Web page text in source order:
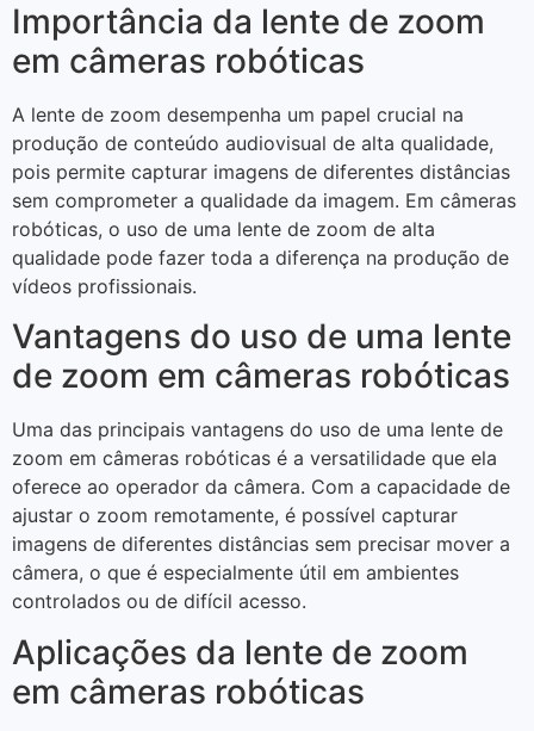
Importância da lente de zoom
em câmeras robóticas
A lente de zoom desempenha um papel crucial na
produção de conteúdo audiovisual de alta qualidade,
pois permite capturar imagens de diferentes distâncias
sem comprometer a qualidade da imagem. Em câmeras
robóticas, o uso de uma lente de zoom de alta
qualidade pode fazer toda a diferença na produção de
vídeos profissionais.
Vantagens do uso de uma lente
de zoom em câmeras robóticas
Uma das principais vantagens do uso de uma lente de
zoom em câmeras robóticas é a versatilidade que ela
oferece ao operador da câmera. Com a capacidade de
ajustar o zoom remotamente, é possível capturar
imagens de diferentes distâncias sem precisar mover a
câmera, o que é especialmente útil em ambientes
controlados ou de difícil acesso.
Aplicações da lente de zoom
em câmeras robóticas